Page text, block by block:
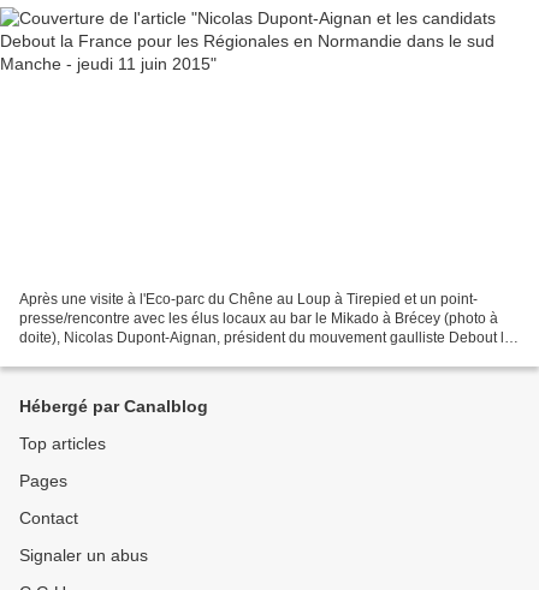
Après une visite à l'Eco-parc du Chêne au Loup à Tirepied et un point-
presse/rencontre avec les élus locaux au bar le Mikado à Brécey (photo à
doite), Nicolas Dupont-Aignan, président du mouvement gaulliste Debout la
Hébergé par Canalblog
Top articles
Pages
Contact
Signaler un abus